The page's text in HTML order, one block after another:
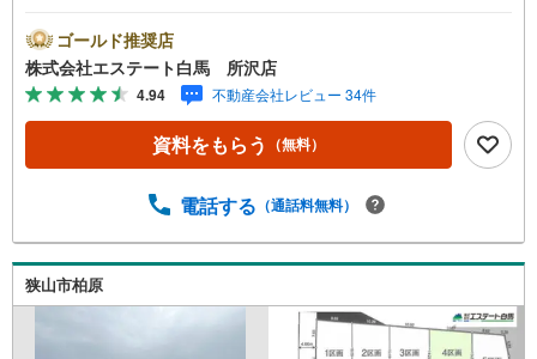
や学費等も含めてシミュレーションをご提案できます2.物
件情報が豊富所沢市を中心にたくさんの情報をご用意して
おります。インターネット広告前の物件も多数取り揃えて
おります。お客様のご希望エリアをお申し付けください。
3.自社グループでリフォーム、新築請負所沢店の3階はリフ
ォーム、注文建築部門の相談スペースです。一級建築士を
て、リフォームや注文建築についてご相談頂けます4.年中
～19:00 この時間はお電話でのお問合わせがスムーズです
5.お子様連れでおこしくださいキッズスペース、授乳室、
オムツ替えベッド、アンパンマンジュースをご用意してお
ります。ご見学ご希望の方は、右上の“室内・現地を見学す
る（無料）をボタンからご予約ください。
ゴールド推奨店
株式会社エステート白馬 所沢店
4.94 不動産会社レビュー 34件
資料をもらう （無料）
電話する （通話料無料）
狭山市柏原